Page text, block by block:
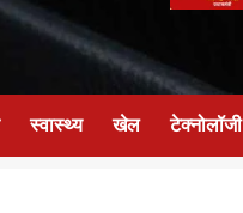
स्वास्थ्य खेल टेक्नोलॉजी